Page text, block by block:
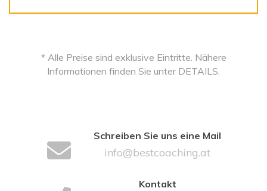
* Alle Preise sind exklusive Eintritte. Nähere
Informationen finden Sie unter DETAILS.
Schreiben Sie uns eine Mail
info@bestcoaching.at
Kontakt